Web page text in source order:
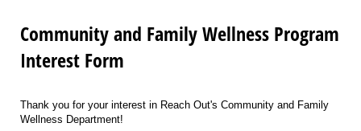
Community and Family Wellness Program
Interest Form
Thank you for your interest in Reach Out's Community and Family
Wellness Department!